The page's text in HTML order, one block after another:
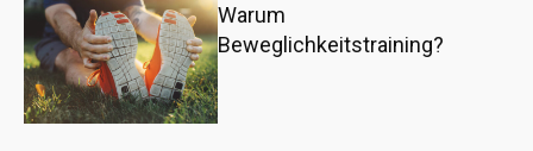
Warum
Beweglichkeitstraining?